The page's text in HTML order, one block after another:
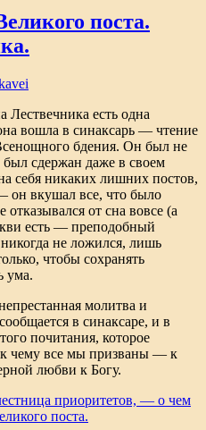
поста.
есть одна
вошла в синаксарь — чтение
бдения. Он был не
сдержан даже в своем
себя никаких лишних постов,
он вкушал все, что было
от сна вовсе (а
есть — преподобный
не ложился, лишь
чтобы сохранять
ума.
молитва и
в синаксаре, и в
почитания, которое
к чему все мы призваны — к
любви к Богу.
приоритетов, — о чем
поста.